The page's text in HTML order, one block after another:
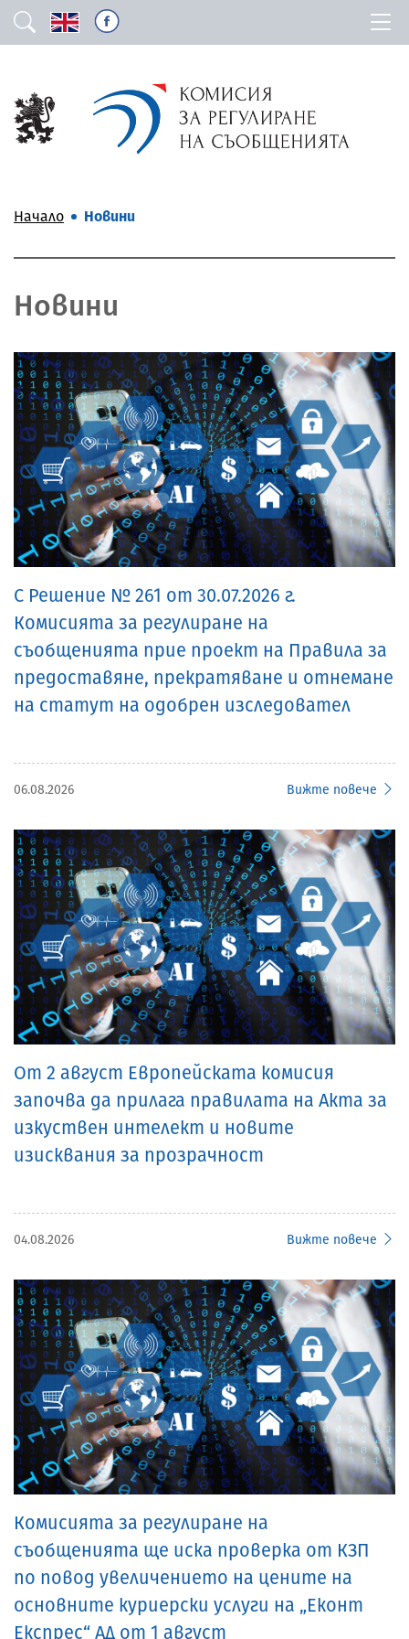
Начало Новини
Новини
С Решение № 261 от 30.07.2026 г.
Комисията за регулиране на
съобщенията прие проект на Правила за
предоставяне, прекратяване и отнемане
на статут на одобрен изследовател
06.08.2026 Вижте повече
От 2 август Европейската комисия
започва да прилага правилата на Акта за
изкуствен интелект и новите
изисквания за прозрачност
04.08.2026 Вижте повече
Комисията за регулиране на
съобщенията ще иска проверка от КЗП
по повод увеличението на цените на
основните куриерски услуги на „Еконт
Експрес“ АД от 1 август